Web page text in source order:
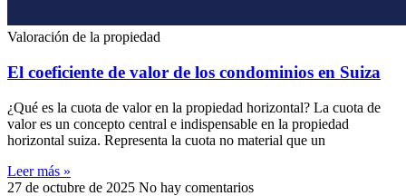
Valoración de la propiedad
El coeficiente de valor de los condominios en Suiza
¿Qué es la cuota de valor en la propiedad horizontal? La cuota de
valor es un concepto central e indispensable en la propiedad
horizontal suiza. Representa la cuota no material que un
Leer más »
27 de octubre de 2025 No hay comentarios